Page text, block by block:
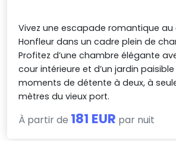
Vivez une escapade romantique
Honfleur dans un cadre plein de
Profitez d’une chambre élégante
cour intérieure et d’un jardin
moments de détente à deux, à
mètres du vieux port.
À partir de 181 EUR par nuit